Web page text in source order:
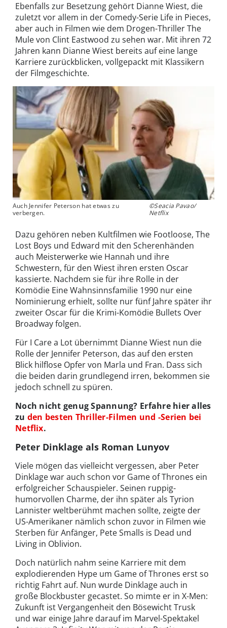
Ebenfalls zur Besetzung gehört Dianne Wiest, die
zuletzt vor allem in der Comedy-Serie Life in Pieces,
aber auch in Filmen wie dem Drogen-Thriller The
Mule von Clint Eastwood zu sehen war. Mit ihren 72
Jahren kann Dianne Wiest bereits auf eine lange
Karriere zurückblicken, vollgepackt mit Klassikern
der Filmgeschichte.
Auch Jennifer Peterson hat etwas zu
verbergen.
©Seacia Pavao/
Netflix
Dazu gehören neben Kultfilmen wie Footloose, The
Lost Boys und Edward mit den Scherenhänden
auch Meisterwerke wie Hannah und ihre
Schwestern, für den Wiest ihren ersten Oscar
kassierte. Nachdem sie für ihre Rolle in der
Komödie Eine Wahnsinnsfamilie 1990 nur eine
Nominierung erhielt, sollte nur fünf Jahre später ihr
zweiter Oscar für die Krimi-Komödie Bullets Over
Broadway folgen.
Für I Care a Lot übernimmt Dianne Wiest nun die
Rolle der Jennifer Peterson, das auf den ersten
Blick hilflose Opfer von Marla und Fran. Dass sich
die beiden darin grundlegend irren, bekommen sie
jedoch schnell zu spüren.
Noch nicht genug Spannung? Erfahre hier alles
zu den besten Thriller-Filmen und -Serien bei
Netflix.
Peter Dinklage als Roman Lunyov
Viele mögen das vielleicht vergessen, aber Peter
Dinklage war auch schon vor Game of Thrones ein
erfolgreicher Schauspieler. Seinen ruppig-
humorvollen Charme, der ihn später als Tyrion
Lannister weltberühmt machen sollte, zeigte der
US-Amerikaner nämlich schon zuvor in Filmen wie
Sterben für Anfänger, Pete Smalls is Dead und
Living in Oblivion.
Doch natürlich nahm seine Karriere mit dem
explodierenden Hype um Game of Thrones erst so
richtig Fahrt auf. Nun wurde Dinklage auch in
große Blockbuster gecastet. So mimte er in X-Men:
Zukunft ist Vergangenheit den Bösewicht Trusk
und war einige Jahre darauf im Marvel-Spektakel